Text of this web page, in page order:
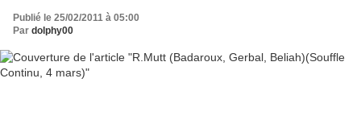
Publié le 25/02/2011 à 05:00
Par dolphy00